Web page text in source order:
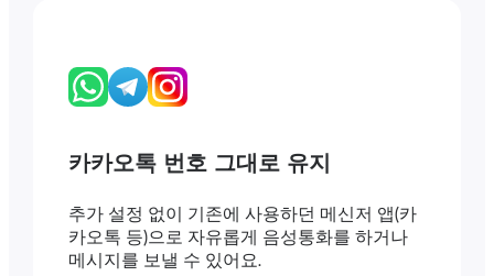
카카오톡 번호 그대로 유지
추가 설정 없이 기존에 사용하던 메신저 앱(카
카오톡 등)으로 자유롭게 음성통화를 하거나
메시지를 보낼 수 있어요.